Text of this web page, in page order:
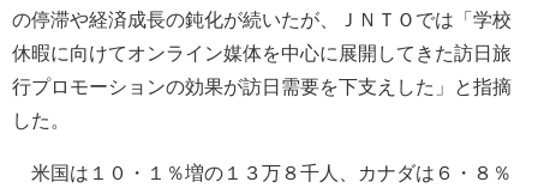
の停滞や経済成長の鈍化が続いたが、ＪＮＴＯでは「学校
休暇に向けてオンライン媒体を中心に展開してきた訪日旅
行プロモーションの効果が訪日需要を下支えした」と指摘
した。
米国は１０・１％増の１３万８千人、カナダは６・８％